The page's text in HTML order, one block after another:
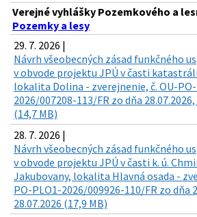
Verejné vyhlášky Pozemkového a
Pozemky a lesy
29. 7. 2026 |
Návrh všeobecných zásad funkčného
v obvode projektu JPÚ v časti
lokalita Dolina - zverejnenie, č. OU-
2026/007208-113/FR zo dňa
(14,7 MB)
28. 7. 2026 |
Návrh všeobecných zásad funkčného
v obvode projektu JPÚ v časti k. ú.
Jakubovany, lokalita Hlavná osada -
PO-PLO1-2026/009926-110/FR zo dňa
28.07.2026 (17,9 MB)